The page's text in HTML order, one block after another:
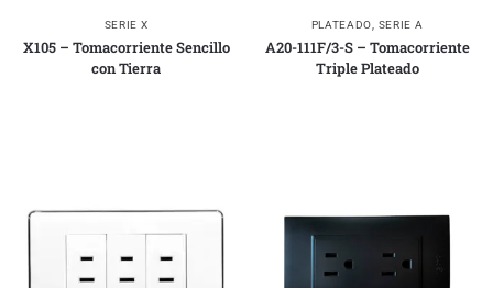
SERIE X
X105 – Tomacorriente Sencillo
con Tierra
PLATEADO SERIE A
A20-111F/3-S – Tomacorriente
Triple Plateado